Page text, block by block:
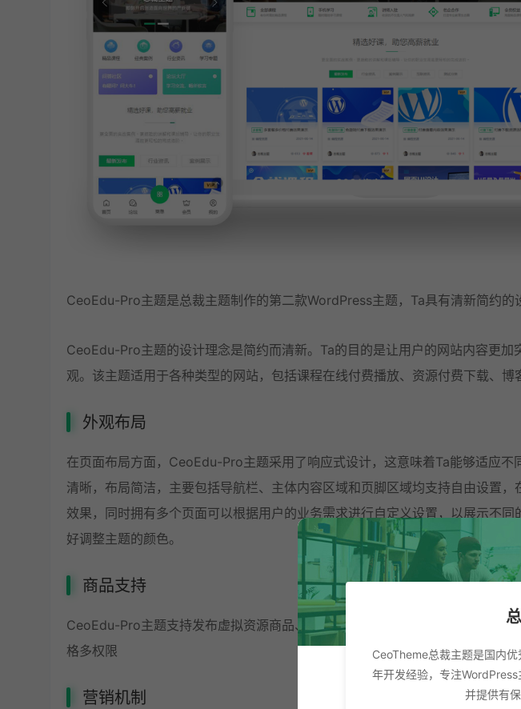
CeoEdu-Pro主题是总裁主题制作的第二款WordPress主题，Ta具有清新简约的
CeoEdu-Pro主题的设计理念是简约而清新。Ta的目的是让用户的网站内容更加
观。该主题适用于各种类型的网站，包括课程在线付费播放、资源付费下载、博
外观布局
在页面布局方面，CeoEdu-Pro主题采用了响应式设计，这意味着Ta能够适应不
清晰，布局简洁，主要包括导航栏、主体内容区域和页脚区域均支持自由设置
效果，同时拥有多个页面可以根据用户的业务需求进行自定义设置，以展示不
好调整主题的颜色。
商品支持
CeoEdu-Pro主题支持发布虚拟资源商品、实物商品、视频课程、卡密发放、隐
格多权限
营销机制
CeoTheme总裁主题是国内
年开发经验，专注WordPress
并提供有